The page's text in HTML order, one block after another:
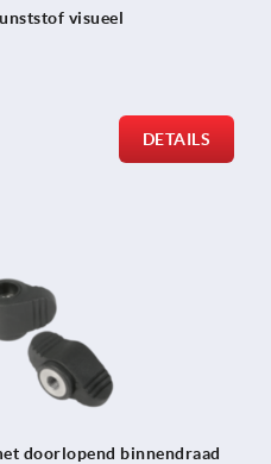
visueel
DETAILS
doorlopend binnendraad